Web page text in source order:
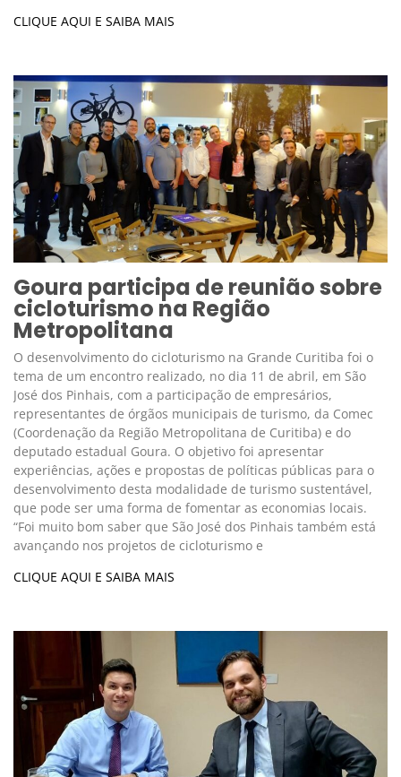
CLIQUE AQUI E SAIBA MAIS
Goura participa de reunião sobre
cicloturismo na Região
Metropolitana
O desenvolvimento do cicloturismo na Grande Curitiba foi o
tema de um encontro realizado, no dia 11 de abril, em São
José dos Pinhais, com a participação de empresários,
representantes de órgãos municipais de turismo, da Comec
(Coordenação da Região Metropolitana de Curitiba) e do
deputado estadual Goura. O objetivo foi apresentar
experiências, ações e propostas de políticas públicas para o
desenvolvimento desta modalidade de turismo sustentável,
que pode ser uma forma de fomentar as economias locais.
“Foi muito bom saber que São José dos Pinhais também está
avançando nos projetos de cicloturismo e
CLIQUE AQUI E SAIBA MAIS